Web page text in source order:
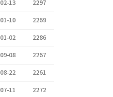
02-13 2297
01-10 2269
01-02 2286
09-08 2267
08-22 2261
07-11 2272